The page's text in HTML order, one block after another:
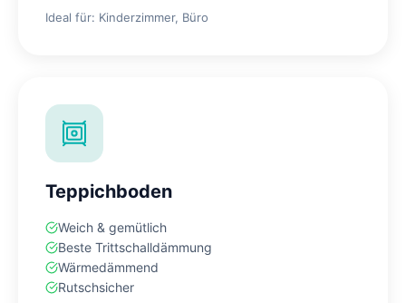
Ideal für: Kinderzimmer, Büro
Teppichboden
Weich & gemütlich
Beste Trittschalldämmung
Wärmedämmend
Rutschsicher